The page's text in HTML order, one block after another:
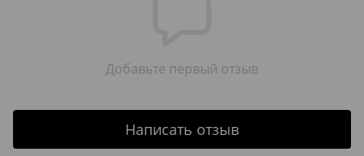
Добавьте первый отзыв
Написать отзыв